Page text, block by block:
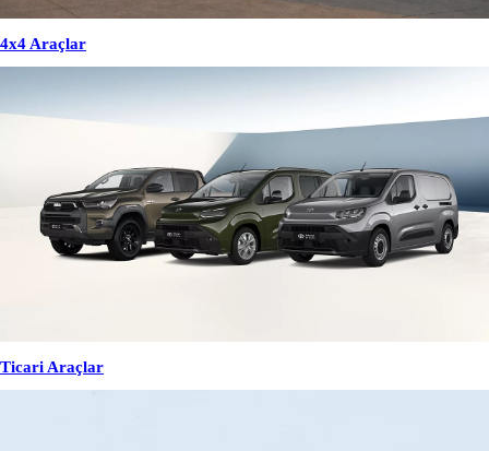
4x4 Araçlar
Ticari Araçlar